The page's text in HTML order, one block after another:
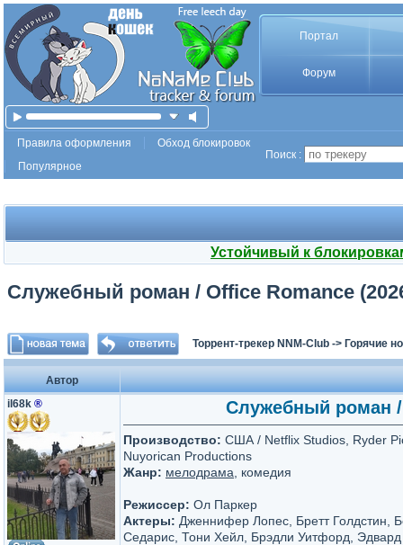
Портал
Форум
Правила оформления
Обход блокировок
Популярное
Поиск :
Устойчивый к
Служебный роман / Office Romance
Торрент-трекер NNM-Club -> Горячие
Автор
il68k ® Служебный роман /
Производство: США / Netflix Studios, Ryder
Nuyorican Productions
Жанр: мелодрама , комедия
Режиссер: Ол Паркер
Актеры: Дженнифер Лопес, Бретт Голдстин,
Седарис, Тони Хейл, Брэдли Уитфорд,